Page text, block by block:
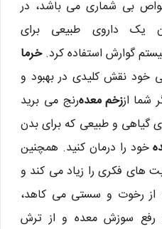
بی شماری می باشد، در
یک داروی طبیعی برای
گوارش استفاده کرد.خرما
خود نقش کلیدی در بهبود و
شما اززخم معدهرنج می برید
گیاهی و طبیعی که برای بدن
خود را درمان کنید. همچنین
های فکری را زیاد می کند و
رخوت و سستی می کاهد،
رفع سوزش معده و از ترش